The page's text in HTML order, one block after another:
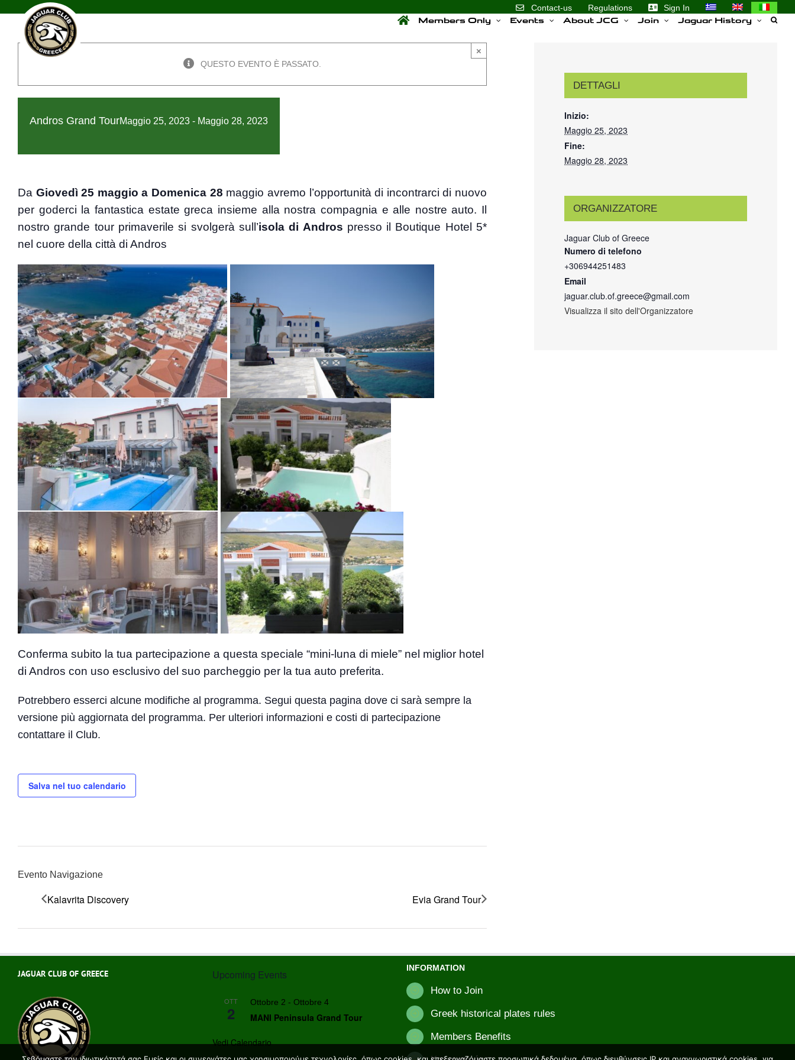
content
Contact-us Regulations Sign In
Members Only Events About JCG Join Jaguar History
×
QUESTO EVENTO È PASSATO.
Andros Grand TourMaggio 25, 2023 - Maggio 28, 2023
Da Giovedì 25 maggio a Domenica 28 maggio avremo l’opportunità di incontrarci di nuovo
per goderci la fantastica estate greca insieme alla nostra compagnia e alle nostre auto. Il
nostro grande tour primaverile si svolgerà sull’isola di Andros presso il Boutique Hotel 5*
nel cuore della città di Andros
Conferma subito la tua partecipazione a questa speciale “mini-luna di miele” nel miglior hotel
di Andros con uso esclusivo del suo parcheggio per la tua auto preferita.
Potrebbero esserci alcune modifiche al programma. Segui questa pagina dove ci sarà sempre la
versione più aggiornata del programma. Per ulteriori informazioni e costi di partecipazione
contattare il Club.
Salva nel tuo calendario
Evento Navigazione
Kalavrita Discovery Evia Grand Tour
DETTAGLI
Inizio:
Maggio 25, 2023
Fine:
Maggio 28, 2023
ORGANIZZATORE
Jaguar Club of Greece
Numero di telefono
+306944251483
Email
jaguar.club.of.greece@gmail.com
Visualizza il sito dell'Organizzatore
JAGUAR CLUB OF GREECE Upcoming Events
OTT
2
Ottobre 2 - Ottobre 4
MANI Peninsula Grand Tour
Vedi Calendario
INFORMATION
How to Join
Greek historical plates rules
Members Benefits